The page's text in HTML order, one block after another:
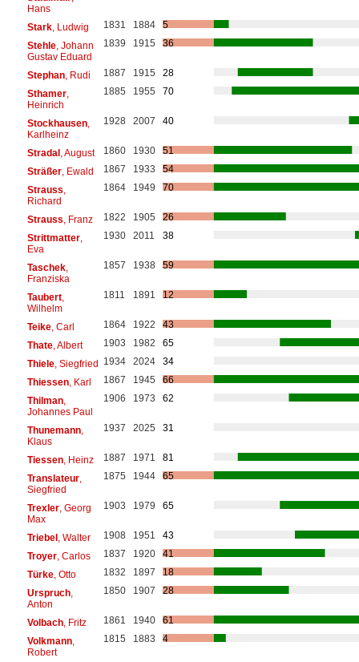
Hans
Stark, Ludwig 1831 1884
5
Stehle, Johann
Gustav Eduard
1839 1915 36
Stephan, Rudi 1887 1915
28
Sthamer,
Heinrich
1885 1955 70
Stockhausen,
Karlheinz
1928 2007 40
Stradal, August 1860 1930
51
Sträßer, Ewald 1867 1933
54
Strauss
Richard
1864 1949 70
Strauss , Franz 1822 1905
26
Strittmatter,
Eva
1930 2011 38
Taschek,
Franziska
1857 1938 59
Taubert,
Wilhelm
1811 1891 12
Teike, Carl 1864 1922
43
Thate, Albert 1903 1982
65
Thiele, Siegfried 1934 2024
34
Thiessen, Karl 1867 1945
66
Thilman,
Johannes Paul
1906 1973 62
Thunemann,
Klaus
1937 2025 31
Tiessen, Heinz 1887 1971
81
Translateur,
Siegfried
1875 1944 65
Trexler, Georg
Max
1903 1979 65
Triebel, Walter 1908 1951
43
Troyer, Carlos 1837 1920
41
Türke, Otto 1832 1897
18
Urspruch,
Anton
1850 1907 28
Volbach, Fritz 1861 1940
61
Volkmann,
Robert
1815 1883 4